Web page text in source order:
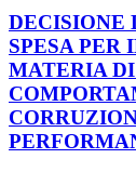
DECISIONE
SPESA PER
MATERIA